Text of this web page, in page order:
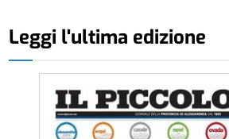
Leggi l'ultima edizione